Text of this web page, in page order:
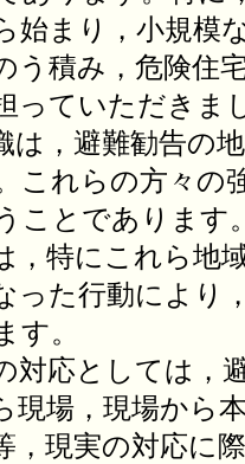
始まり，小規模
う積み，危険住
っていただきま
は，避難勧告の
これらの方々の
ことであります
特にこれら地
った行動により
す。
応としては，
現場，現場から
，現実の対応に